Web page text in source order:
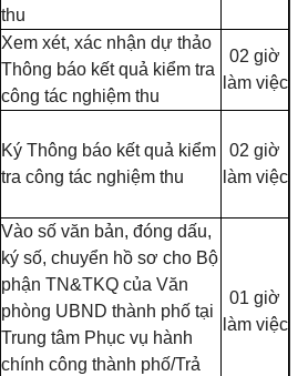
thu
Xem xét, xác nhận dự thảo
Thông báo kết quả kiểm tra
công tác nghiệm thu
02 giờ
làm việc
Ký Thông báo kết quả kiểm
tra công tác nghiệm thu
02 giờ
làm việc
Vào số văn bản, đóng dấu,
ký số, chuyển hồ sơ cho Bộ
phận TN&TKQ của Văn
phòng UBND thành phố tại
Trung tâm Phục vụ hành
chính công thành phố/Trả
01 giờ
làm việc